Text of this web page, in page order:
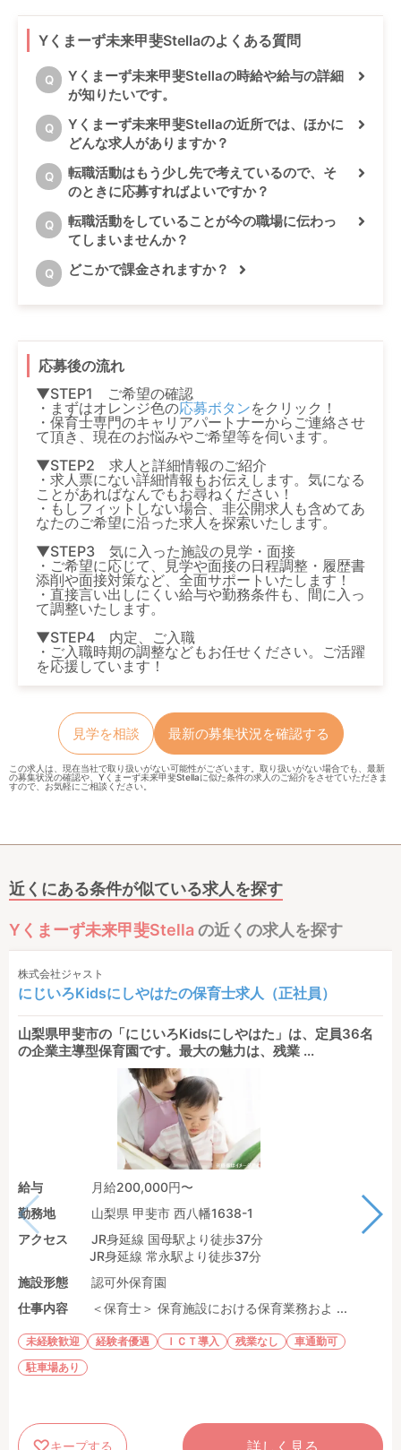
Yくまーず未来甲斐Stellaのよくある質問
Q
Yくまーず未来甲斐Stellaの時給や給与の詳細
が知りたいです。
Q
Yくまーず未来甲斐Stellaの近所では、ほかに
どんな求人がありますか？
Q
転職活動はもう少し先で考えているので、そ
のときに応募すればよいですか？
Q
転職活動をしていることが今の職場に伝わっ
てしまいませんか？
Q どこかで課金されますか？
応募後の流れ
▼STEP1 ご希望の確認
・まずはオレンジ色の応募ボタンをクリック！
・保育士専門のキャリアパートナーからご連絡させ
て頂き、現在のお悩みやご希望等を伺います。
▼STEP2 求人と詳細情報のご紹介
・求人票にない詳細情報もお伝えします。気になる
ことがあればなんでもお尋ねください！
・もしフィットしない場合、非公開求人も含めてあ
なたのご希望に沿った求人を探索いたします。
▼STEP3 気に入った施設の見学・面接
・ご希望に応じて、見学や面接の日程調整・履歴書
添削や面接対策など、全面サポートいたします！
・直接言い出しにくい給与や勤務条件も、間に入っ
て調整いたします。
▼STEP4 内定、ご入職
・ご入職時期の調整などもお任せください。ご活躍
を応援しています！
見学を相談 最新の募集状況を確認する
この求人は、現在当社で取り扱いがない可能性がございます。取り扱いがない場合でも、最新
の募集状況の確認や、Yくまーず未来甲斐Stellaに似た条件の求人のご紹介をさせていただきま
すので、お気軽にご相談ください。
近くにある条件が似ている求人を探す
Yくまーず未来甲斐Stellaの近くの求人を探す
株式会社ジャスト
にじいろKidsにしやはたの保育士求人（正社員）
山梨県甲斐市の「にじいろKidsにしやはた」は、定員36名
の企業主導型保育園です。最大の魅力は、残業 ...
給与
月給200,000円〜
勤務地
山梨県 甲斐市 西八幡1638-1
アクセス
JR身延線 国母駅より徒歩37分
JR身延線 常永駅より徒歩37分
施設形態
認可外保育園
仕事内容
＜保育士＞ 保育施設における保育業務およ ...
未経験歓迎 経験者優遇 ＩＣＴ導入 残業なし
車通勤可
駐車場あり
キープする 詳しく見る